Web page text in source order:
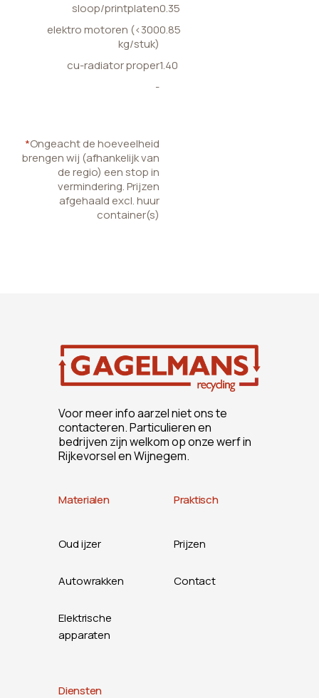
sloop/printplaten0.35
elektro motoren (<300
kg/stuk)
0.85
cu-radiator proper1.40
-
*Ongeacht de hoeveelheid
brengen wij (afhankelijk van
de regio) een stop in
vermindering. Prijzen
afgehaald excl. huur
container(s)
Voor meer info aarzel niet ons te
contacteren. Particulieren en
bedrijven zijn welkom op onze werf in
Rijkevorsel en Wijnegem.
Materialen
Oud ijzer
Autowrakken
Elektrische
apparaten
Praktisch
Prijzen
Contact
Diensten